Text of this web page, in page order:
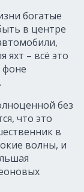
богатые
в центре
яхт – всё это
фоне
без
что это
в
волны, и